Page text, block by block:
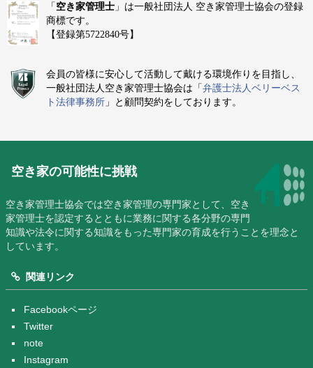
「 空き家管理士 」は一般社団法人 空き家管理士協会の登録
商標です。
【登録第5722840号】
会員の皆様に安心して活動して戴ける環境作りを目指し、
一般社団法人空き家管理士協会は「弁護士法人ベリーベス
ト法律事務所 」と顧問契約をしております。
空き家の可能性に挑戦
空き家管理士協会では空き家管理の専門家として、空き
家管理士を認定するとともに業務に関する各分野の専門
知識や法令に関する知識をもった専門家の育成を行うことを理念と
しています。
関連リンク
Facebookページ
Twitter
note
Instagram